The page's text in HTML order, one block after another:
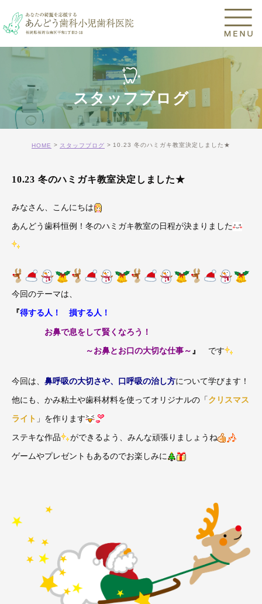
スタッフブログ
HOME スタッフブログ 10.23 冬のハミガキ教室決定しました★
10.23 冬のハミガキ教室決定しました★
みなさん、こんにちは
あんどう歯科恒例！冬のハミガキ教室の日程が決まりました
今回のテーマは、
『得する人！ 損する人！
お鼻で息をして賢くなろう！
～お鼻とお口の大切な仕事～ 』 です
今回は、 鼻呼吸の大切さや、口呼吸の治し方について学びます！
他にも、かみ粘土や歯科材料を使ってオリジナルの「クリスマス
ライト 」を作ります
ステキな作品
ができるよう、みんな頑張りましょうね
ゲームやプレゼントもあるのでお楽しみに